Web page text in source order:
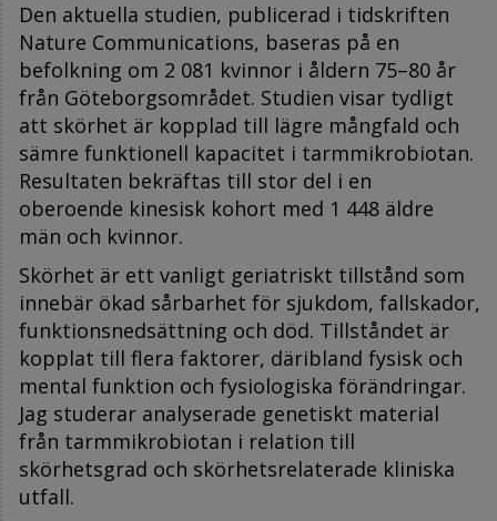
Den aktuella studien, publicerad i tidskriften
Nature Communications, baseras på en
befolkning om 2 081 kvinnor i åldern 75–80 år
från Göteborgsområdet. Studien visar tydligt
att skörhet är kopplad till lägre mångfald och
sämre funktionell kapacitet i tarmmikrobiotan.
Resultaten bekräftas till stor del i en
oberoende kinesisk kohort med 1 448 äldre
män och kvinnor.
Skörhet är ett vanligt geriatriskt tillstånd som
innebär ökad sårbarhet för sjukdom, fallskador,
funktionsnedsättning och död. Tillståndet är
kopplat till flera faktorer, däribland fysisk och
mental funktion och fysiologiska förändringar.
Jag studerar analyserade genetiskt material
från tarmmikrobiotan i relation till
skörhetsgrad och skörhetsrelaterade kliniska
utfall.